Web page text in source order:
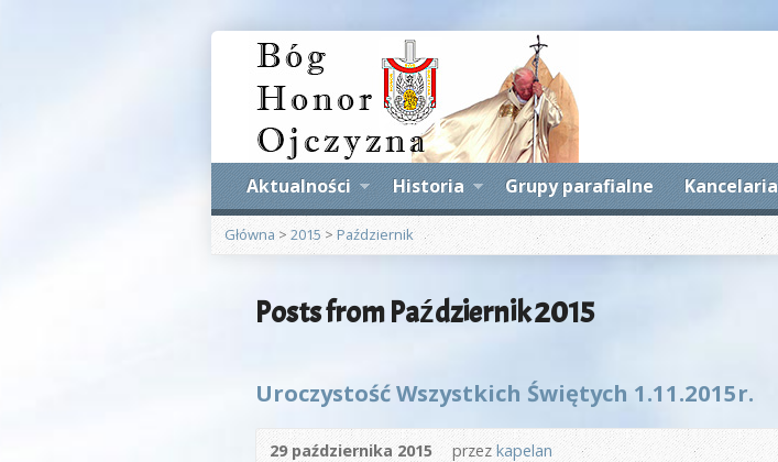
Aktualności Historia Grupy parafialne Kancelaria
Główna > 2015>Październik
Posts from Październik 2015
Uroczystość Wszystkich Świętych 1.11.2015r.
29 października 2015 przezkapelan